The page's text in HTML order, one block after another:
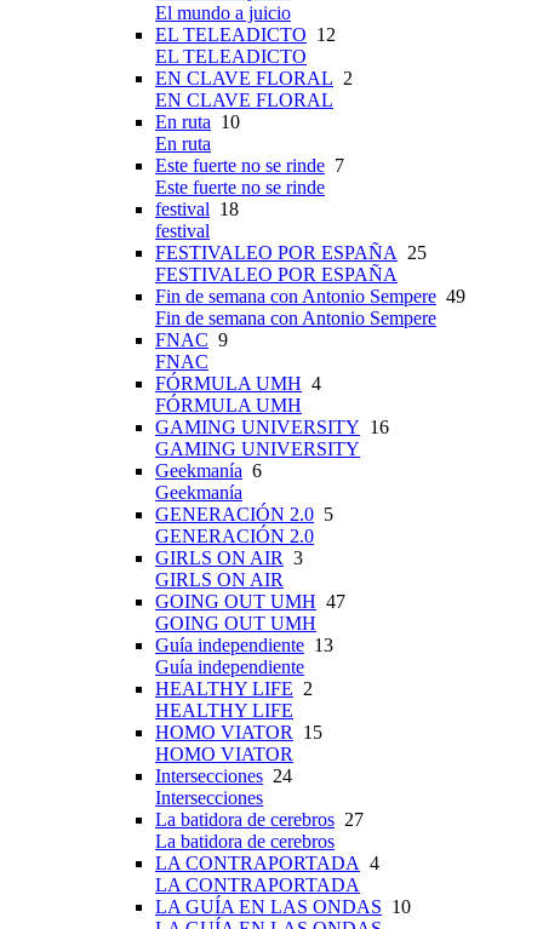
El mundo a juicio
EL TELEADICTO 12
EL TELEADICTO
EN CLAVE FLORAL 2
EN CLAVE FLORAL
En ruta 10
En ruta
Este fuerte no se rinde 7
Este fuerte no se rinde
festival 18
festival
FESTIVALEO POR ESPAÑA
25
FESTIVALEO POR ESPAÑA
Fin de semana con Antonio Sempere 49
Fin de semana con Antonio Sempere
FNAC 9
FNAC
FÓRMULA UMH 4
FÓRMULA UMH
GAMING UNIVERSITY 16
GAMING UNIVERSITY
Geekmanía 6
Geekmanía
GENERACIÓN 2.0 5
GENERACIÓN 2.0
GIRLS ON AIR 3
GIRLS ON AIR
GOING OUT UMH 47
GOING OUT UMH
Guía independiente 13
Guía independiente
HEALTHY LIFE 2
HEALTHY LIFE
HOMO VIATOR
15
HOMO VIATOR
Intersecciones 24
Intersecciones
La batidora de cerebros 27
La batidora de cerebros
LA CONTRAPORTADA 4
LA CONTRAPORTADA
LA GUÍA EN LAS ONDAS 10